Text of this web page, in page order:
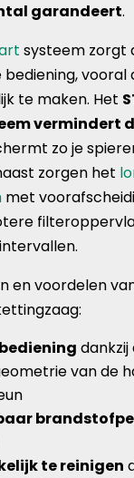
garandeert.
systeem zorgt
vooral
te maken. Het
vermindert
zo je
zorgen het
met
voordelen van
dankzij
van de
te reinigen